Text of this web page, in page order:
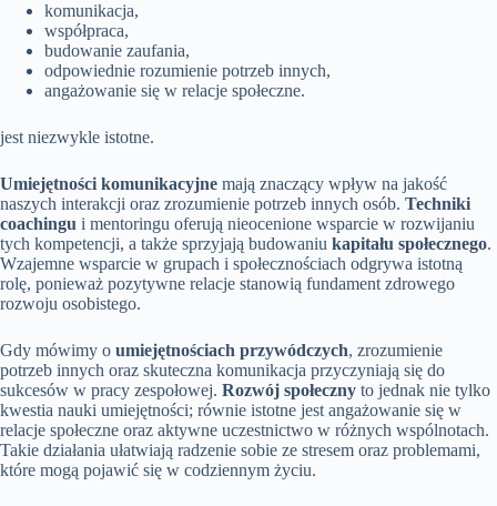
komunikacja,
współpraca,
budowanie zaufania,
odpowiednie rozumienie potrzeb innych,
angażowanie się w relacje społeczne.
jest niezwykle istotne.
Umiejętności komunikacyjne mają znaczący wpływ na jakość
naszych interakcji oraz zrozumienie potrzeb innych osób. Techniki
coachingu i mentoringu oferują nieocenione wsparcie w rozwijaniu
tych kompetencji, a także sprzyjają budowaniu kapitału społecznego.
Wzajemne wsparcie w grupach i społecznościach odgrywa istotną
rolę, ponieważ pozytywne relacje stanowią fundament zdrowego
rozwoju osobistego.
Gdy mówimy o umiejętnościach przywódczych, zrozumienie
potrzeb innych oraz skuteczna komunikacja przyczyniają się do
sukcesów w pracy zespołowej. Rozwój społeczny to jednak nie tylko
kwestia nauki umiejętności; równie istotne jest angażowanie się w
relacje społeczne oraz aktywne uczestnictwo w różnych wspólnotach.
Takie działania ułatwiają radzenie sobie ze stresem oraz problemami,
które mogą pojawić się w codziennym życiu.